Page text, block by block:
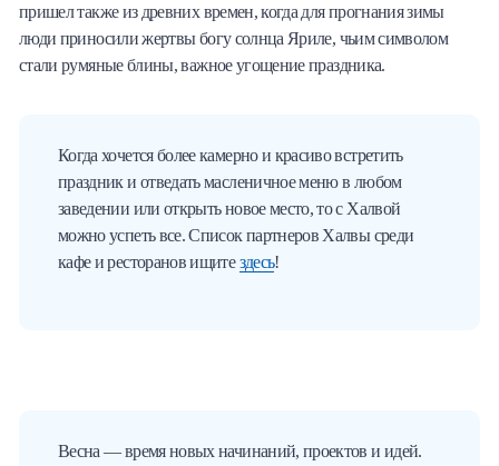
пришел также из древних времен, когда для прогнания зимы
люди приносили жертвы богу солнца Яриле, чьим символом
стали румяные блины, важное угощение праздника.
Когда хочется более камерно и красиво встретить
праздник и отведать масленичное меню в любом
заведении или открыть новое место, то с Халвой
можно успеть все. Список партнеров Халвы среди
кафе и ресторанов ищитездесь!
Весна — время новых начинаний, проектов и идей.